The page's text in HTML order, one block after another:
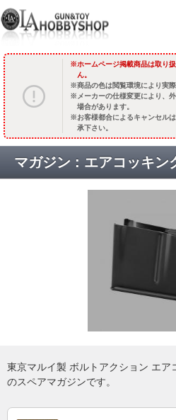
ホームページ掲載商品は取り
ん。
商品の色は閲覧環境により実
メーカーの仕様変更により、
場合があります。
お客様都合によるキャンセル
承下さい。
マガジン : エアコッキン
東京マルイ製 ボルトアクション エア
のスペアマガジンです。